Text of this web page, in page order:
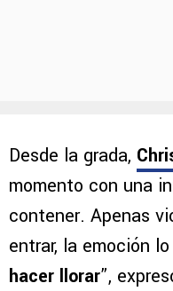
Desde la grada,
momento con una
contener. Apenas
entrar, la emoción
hacer llorar”,